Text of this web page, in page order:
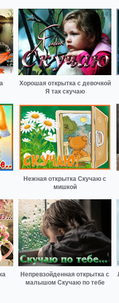
Хорошая открытка с девочкой
Я так скучаю
Нежная открытка Скучаю с
мишкой
Непревзойденная открытка с
малышом Скучаю по тебе